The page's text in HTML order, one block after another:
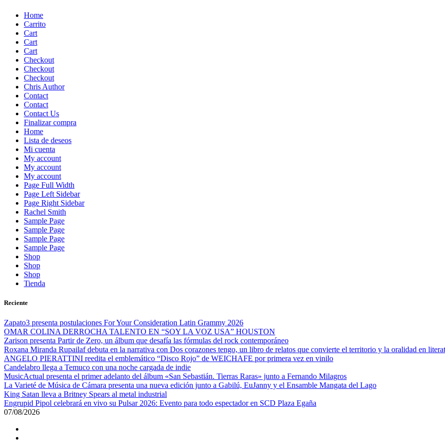
Skip
content
Home
Carrito
Cart
Cart
Cart
Checkout
Checkout
Checkout
Chris Author
Contact
Contact
Contact Us
Finalizar compra
Home
Lista de deseos
Mi cuenta
My account
My account
My account
Page Full Width
Page Left Sidebar
Page Right Sidebar
Rachel Smith
Sample Page
Sample Page
Sample Page
Sample Page
Shop
Shop
Shop
Tienda
Reciente
Zapato3 presenta postulaciones For Your Consideration Latin Grammy 2026
OMAR COLINA DERROCHA TALENTO EN “SOY LA VOZ USA” HOUSTON
Zarison presenta Partir de Zero, un álbum que desafía las fórmulas del rock contemporáneo
Roxana Miranda Rupailaf debuta en la narrativa con Dos corazones tengo, un libro de relatos que convierte el territorio y la oralidad en
ANGELO PIERATTINI reedita el emblemático “Disco Rojo” de WEICHAFE por primera vez en vinilo
Candelabro llega a Temuco con una noche cargada de indie
MusicActual presenta el primer adelanto del álbum «San Sebastián. Tierras Raras» junto a Fernando Milagros
La Varieté de Música de Cámara presenta una nueva edición junto a Gabilú, EuJanny y el Ensamble Mangata del Lago
King Satan lleva a Britney Spears al metal industrial
Engrupid Pipol celebrará en vivo su Pulsar 2026: Evento para todo espectador en SCD Plaza Egaña
07/08/2026